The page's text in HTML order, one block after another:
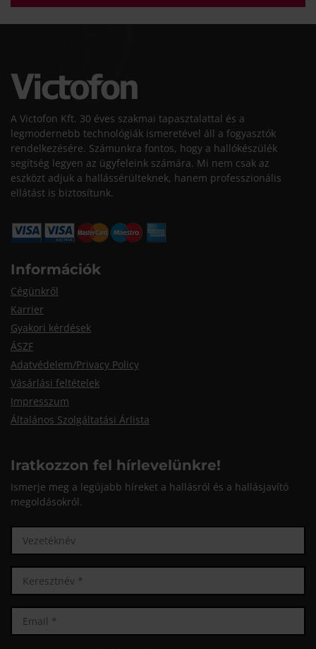
A Victofon Kft. 30 éves szakmai tapasztalattal és a
legmodernebb technológiák ismeretével áll a fogyasztók
rendelkezésére. Számunkra fontos, hogy a hallókészülék
segítség legyen az ügyfeleink számára. Mi nem csak az
eszközt adjuk a hallássérülteknek, hanem professzionális
ellátást is biztosítunk.
Információk
Cégünkről
Karrier
Gyakori kérdések
ÁSZF
Adatvédelem/Privacy Policy
Vásárlási feltételek
Impresszum
Általános Szolgáltatási Árlista
Iratkozzon fel hírlevelünkre!
Ismerje meg a legújabb híreket a hallásról és a hallásjavító
megoldásokról.